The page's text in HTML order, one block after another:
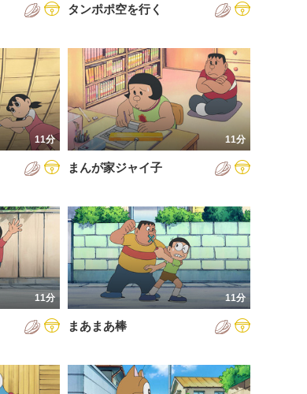
タンポポ空を行く
11分 11分
まんが家ジャイ子
11分 11分
まあまあ棒